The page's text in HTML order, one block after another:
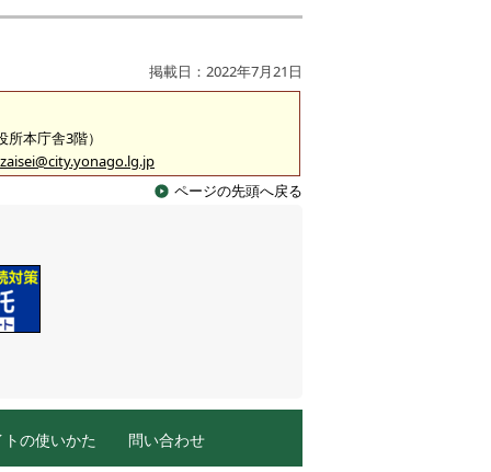
掲載日：2022年7月21日
本庁舎3階）
zaisei@city.yonago.lg.jp
ページの先頭へ戻る
の使いかた 問い合わせ